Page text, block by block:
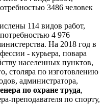
3486 человек
114 видов работ,
4 976
На 2018 год в
- курьера, повара
населенных пунктов,
столяра по изготовлению
администратора,
по охране труда,
преподавателя по спорту,